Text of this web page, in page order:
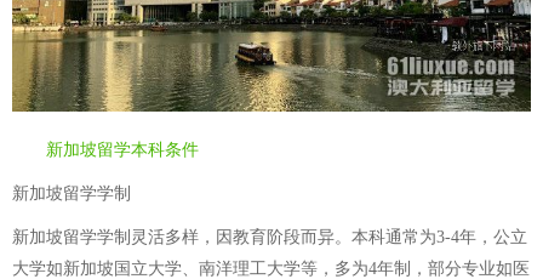
新加坡留学本科条件
新加坡留学学制
新加坡留学学制灵活多样，因教育阶段而异。本科通常为3-4年，公立
大学如新加坡国立大学、南洋理工大学等，多为4年制，部分专业如医